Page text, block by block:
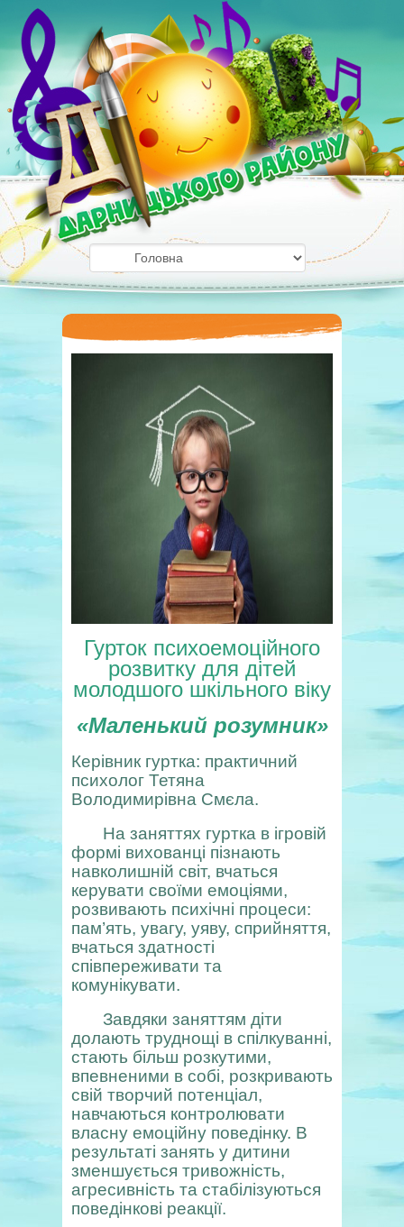
Гурток психоемоційного
розвитку для дітей
молодшого шкільного віку
«Маленький розумник»
Керівник гуртка: практичний
психолог Тетяна
Володимирівна Смєла.
На заняттях гуртка в ігровій
формі вихованці пізнають
навколишній світ, вчаться
керувати своїми емоціями,
розвивають психічні процеси:
пам’ять, увагу, уяву, сприйняття,
вчаться здатності
співпереживати та
комунікувати.
Завдяки заняттям діти
долають труднощі в спілкуванні,
стають більш розкутими,
впевненими в собі, розкривають
свій творчий потенціал,
навчаються контролювати
власну емоційну поведінку. В
результаті занять у дитини
зменшується тривожність,
агресивність та стабілізуються
поведінкові реакції.